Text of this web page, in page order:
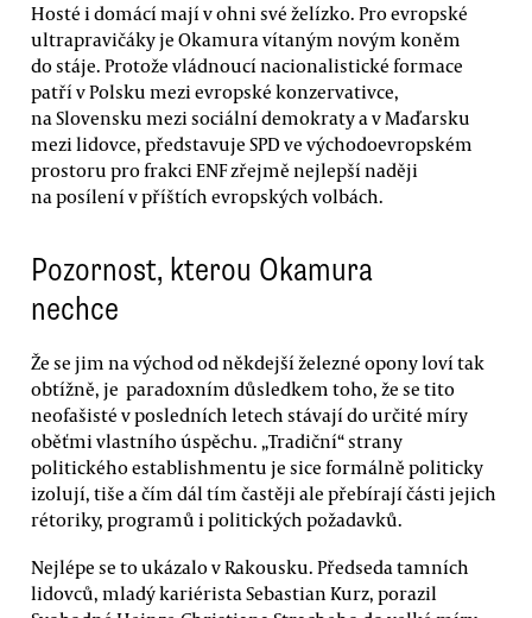
Hosté i domácí mají v ohni své želízko. Pro evropské
ultrapravičáky je Okamura vítaným novým koněm
do stáje. Protože vládnoucí nacionalistické formace
patří v Polsku mezi evropské konzervativce,
na Slovensku mezi sociální demokraty a v Maďarsku
mezi lidovce, představuje SPD ve východoevropském
prostoru pro frakci ENF zřejmě nejlepší naději
na posílení v příštích evropských volbách.
Pozornost, kterou Okamura
nechce
Že se jim na východ od někdejší železné opony loví tak
obtížně, je paradoxním důsledkem toho, že se tito
neofašisté v posledních letech stávají do určité míry
oběťmi vlastního úspěchu. „Tradiční“ strany
politického establishmentu je sice formálně politicky
izolují, tiše a čím dál tím častěji ale přebírají části jejich
rétoriky, programů i politických požadavků.
Nejlépe se to ukázalo v Rakousku. Předseda tamních
lidovců, mladý kariérista Sebastian Kurz, porazil